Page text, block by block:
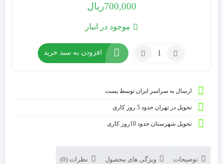
700,000ریال
موجود در انبار
افزودن به سبد خرید
ارسال به سراسر ایران توسط پست
تحویل در تهران حدود 5 روز کاری
تحویل شهرستان حدود 10روز کاری
توضیحات ویژگی های محصول نظرات (0)